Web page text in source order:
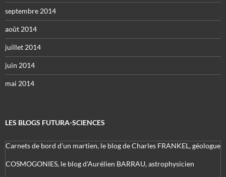
septembre 2014
août 2014
juillet 2014
juin 2014
mai 2014
LES BLOGS FUTURA-SCIENCES
Carnets de bord d’un martien, le blog de Charles FRANKEL, géologue
COSMOGONIES, le blog d'Aurélien BARRAU, astrophysicien